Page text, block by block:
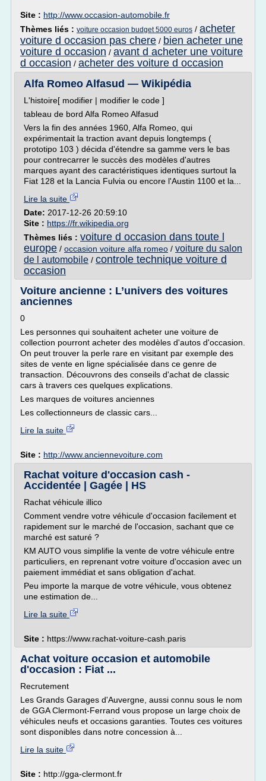
Site : http://www.occasion-automobile.fr
Thèmes liés : voiture occasion budget 5000 euros / acheter
voiture d occasion pas chere / bien acheter une
voiture d occasion / avant d acheter une voiture
d occasion / acheter des voiture d occasion
Alfa Romeo Alfasud — Wikipédia
L'histoire[ modifier | modifier le code ]
tableau de bord Alfa Romeo Alfasud
Vers la fin des années 1960, Alfa Romeo, qui
expérimentait la traction avant depuis longtemps (
prototipo 103 ) décida d'étendre sa gamme vers le bas
pour contrecarrer le succès des modèles d'autres
marques ayant des caractéristiques identiques surtout la
Fiat 128 et la Lancia Fulvia ou encore l'Austin 1100 et la...
Lire la suite
Date: 2017-12-26 20:59:10
Site : https://fr.wikipedia.org
Thèmes liés : voiture d occasion dans toute l
europe / occasion voiture alfa romeo / voiture du salon
de l automobile / controle technique voiture d
occasion
Voiture ancienne : L’univers des voitures
anciennes
0
Les personnes qui souhaitent acheter une voiture de
collection pourront acheter des modèles d'autos d'occasion.
On peut trouver la perle rare en visitant par exemple des
sites de vente en ligne spécialisée dans ce genre de
transaction. Découvrons des conseils d'achat de classic
cars à travers ces quelques explications.
Les marques de voitures anciennes
Les collectionneurs de classic cars...
Lire la suite
Site : http://www.anciennevoiture.com
Rachat voiture d'occasion cash -
Accidentée | Gagée | HS
Rachat véhicule illico
Comment vendre votre véhicule d'occasion facilement et
rapidement sur le marché de l'occasion, sachant que ce
marché est saturé ?
KM AUTO vous simplifie la vente de votre véhicule entre
particuliers, en reprenant votre voiture d'occasion avec un
paiement immédiat et sans obligation d'achat.
Peu importe la marque de votre véhicule, vous obtenez
une estimation de...
Lire la suite
Site : https://www.rachat-voiture-cash.paris
Achat voiture occasion et automobile
d'occasion : Fiat ...
Recrutement
Les Grands Garages d'Auvergne, aussi connu sous le nom
de GGA Clermont-Ferrand vous propose un large choix de
véhicules neufs et occasions garanties. Toutes ces voitures
sont disponibles dans notre concession à...
Lire la suite
Site : http://gga-clermont.fr